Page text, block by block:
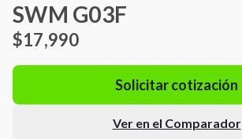
SWM G03F
$17,990
Solicitar cotización
Ver en el Comparador